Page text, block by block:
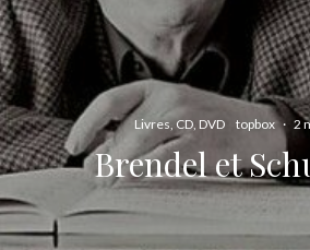
Livres, CD, DVD topbox · 2
Brendel et